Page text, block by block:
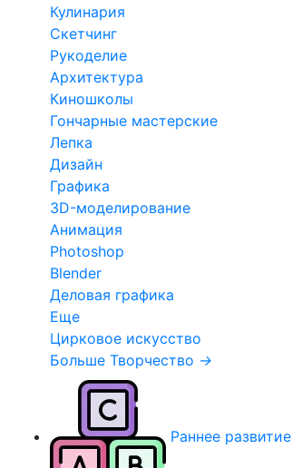
Кулинария
Скетчинг
Рукоделие
Архитектура
Киношколы
Гончарные мастерские
Лепка
Дизайн
Графика
3D-моделирование
Анимация
Photoshop
Blender
Деловая графика
Еще
Цирковое искусство
Больше Творчество →
Раннее развитие